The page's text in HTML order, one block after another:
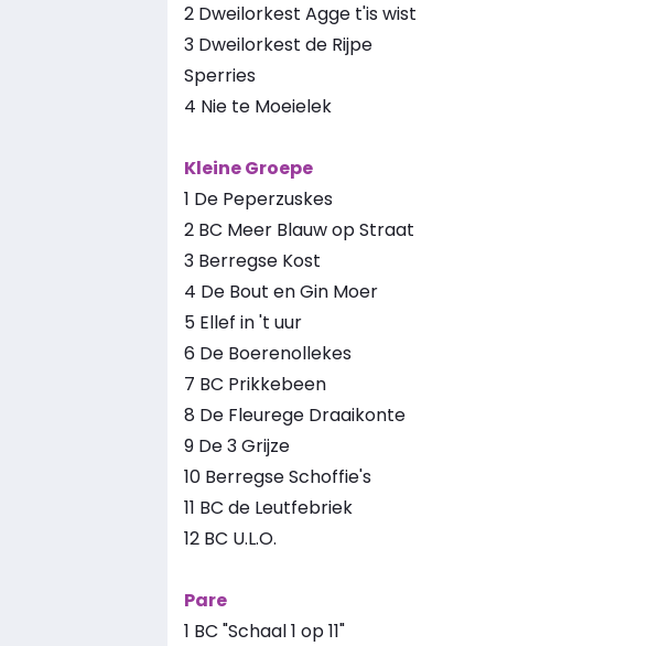
2 Dweilorkest Agge t'is wist
3 Dweilorkest de Rijpe
Sperries
4 Nie te Moeielek
Kleine Groepe
1 De Peperzuskes
2 BC Meer Blauw op Straat
3 Berregse Kost
4 De Bout en Gin Moer
5 Ellef in 't uur
6 De Boerenollekes
7 BC Prikkebeen
8 De Fleurege Draaikonte
9 De 3 Grijze
10 Berregse Schoffie's
11 BC de Leutfebriek
12 BC U.L.O.
Pare
1 BC "Schaal 1 op 11"